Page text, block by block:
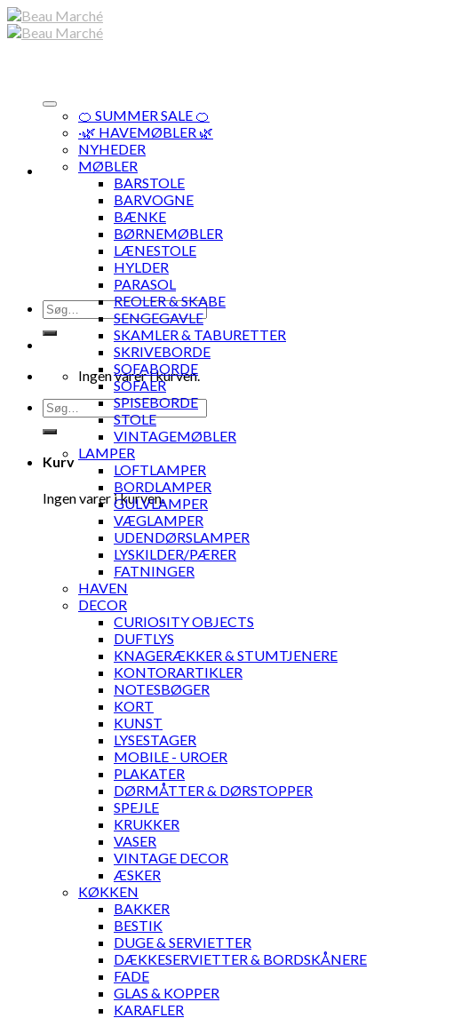
Skip
to
Søg
efter:
Ingen varer i kurven.
Søg
efter:
Kurv
Ingen varer i kurven.
🍊 SUMMER SALE 🍊
·🌿 HAVEMØBLER 🌿
NYHEDER
MØBLER
BARSTOLE
BARVOGNE
BÆNKE
BØRNEMØBLER
LÆNESTOLE
HYLDER
PARASOL
REOLER & SKABE
SENGEGAVLE
SKAMLER & TABURETTER
SKRIVEBORDE
SOFABORDE
SOFAER
SPISEBORDE
STOLE
VINTAGEMØBLER
LAMPER
LOFTLAMPER
BORDLAMPER
GULVLAMPER
VÆGLAMPER
UDENDØRSLAMPER
LYSKILDER/PÆRER
FATNINGER
HAVEN
DECOR
CURIOSITY OBJECTS
DUFTLYS
KNAGERÆKKER & STUMTJENERE
KONTORARTIKLER
NOTESBØGER
KORT
KUNST
LYSESTAGER
MOBILE - UROER
PLAKATER
DØRMÅTTER & DØRSTOPPER
SPEJLE
KRUKKER
VASER
VINTAGE DECOR
ÆSKER
KØKKEN
BAKKER
BESTIK
DUGE & SERVIETTER
DÆKKESERVIETTER & BORDSKÅNERE
FADE
GLAS & KOPPER
KARAFLER